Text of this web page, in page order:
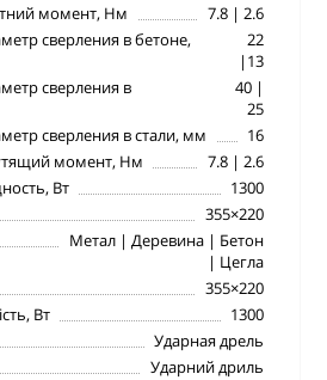
момент, Нм
7.8 | 2.6
сверления в бетоне,
22
|13
сверления в
40 |
25
сверления в стали, мм
16
момент, Нм
7.8 | 2.6
Вт
1300
355×220
Метал | Деревина | Бетон
| Цегла
355×220
Вт
1300
Ударная дрель
Ударний дриль